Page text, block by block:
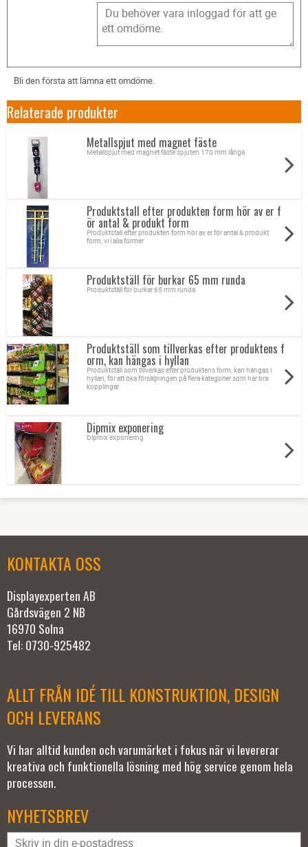
Bli den första att lämna ett omdöme.
Relaterade produkter
Metallspjut med magnet fäste
Metallspjut med magnet fäste spjuten 170 mm långa
Produktstall efter produkten form hör av er f
ör antal & produkt form
Produktstall efter produkten form hör av er för antal & produkt
form, vi i alla former
Produktställ för burkar 65 mm runda
Produktställ för burkar 65 mm runda
Produktställ som tillverkas efter produktens f
orm, kan hängas i hyllan
Produktställ som tillverkas efter produktens form, kan hängas i
hyllan, för att öka försäljningen på flera kategorier som har bra
kopplingar
Dipmix exponering
Dipmix exponering
KONTAKTA OSS
Displayexperten AB
Gårdsvägen 2 NB
16970 Solna
Tel: 0730-925482
ALLT FRÅN IDÉ TILL KONSTRUKTION, DESIGN
OCH LEVERANS
Vi har alltid kunden och varumärket i fokus när vi levererar
kreativa och funktionella lösning med hög service genom hela
processen.
NYHETSBREV